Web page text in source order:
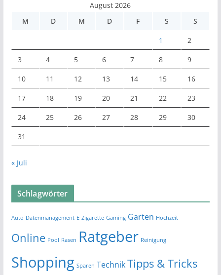
August 2026
M
D M D F S S
1 2
3 4 5 6 7 8 9
10 11 12 13 14 15 16
17 18 19 20 21 22 23
24 25 26 27 28 29 30
31
« Juli
Schlagwörter
Auto Datenmanagement E-Zigarette Gaming Garten Hochzeit
Online Pool Rasen Ratgeber Reinigung
Shopping Sparen TechnikTipps & Tricks